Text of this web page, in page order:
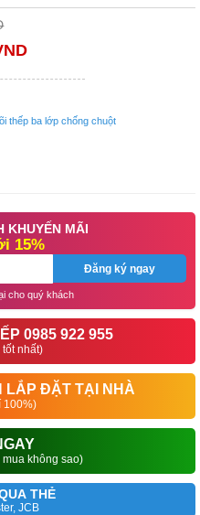
thếp ba lớp chống chuột
KHUYẾN MÃI
15%
Đăng ký ngay
cho quý khách
0985 922 955
nhất)
LẮP ĐẶT TẠI NHÀ
100%)
không sao)
THẺ
JCB